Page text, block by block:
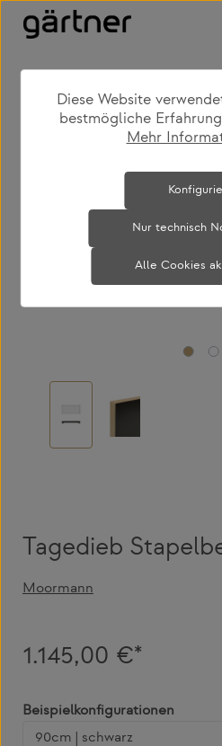
Zum Hauptinhalt springen
shop produkte
Bildergalerie überspringen
Tagedieb
Moormann
1.145,00 €*
Beispielkonfigurationen
Diese Website
bestmögliche
Mehr
Nur technisch
Alle Cookies